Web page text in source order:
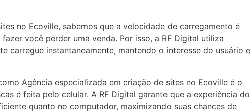
no Ecoville, sabemos que a velocidade de carregamento é
você perder uma venda. Por isso, a RF Digital utiliza
carregue instantaneamente, mantendo o interesse do usuário e
Agência especializada em criação de sites no Ecoville é o
é feita pelo celular. A RF Digital garante que a experiência do
quanto no computador, maximizando suas chances de